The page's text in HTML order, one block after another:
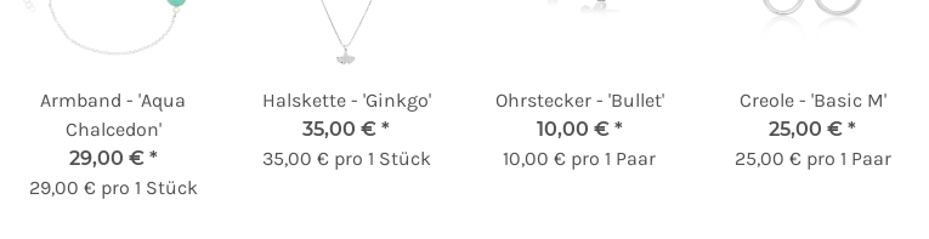
Armband - 'Aqua
Chalcedon'
29,00 € *
29,00 € pro 1 Stück
Halskette - 'Ginkgo'
35,00 € *
35,00 € pro 1 Stück
Ohrstecker - 'Bullet'
10,00 € *
10,00 € pro 1 Paar
Creole - 'Basic M'
25,00 € *
25,00 € pro 1 Paar